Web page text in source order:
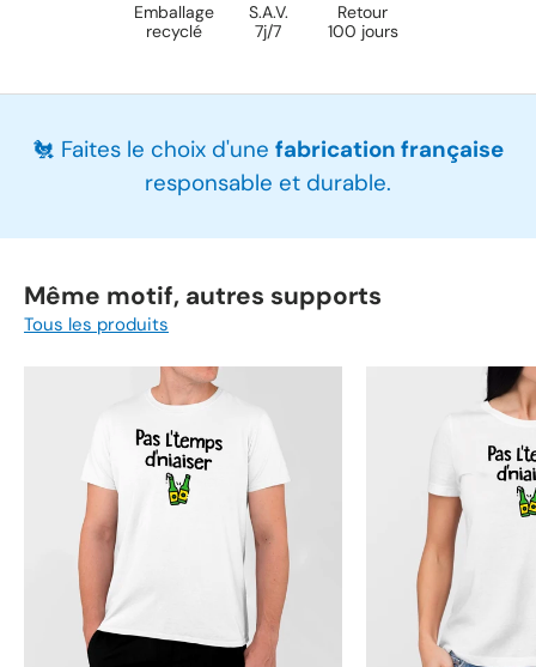
Emballage
recyclé
S.A.V.
7j/7
Retour
100 jours
🐔 Faites le choix d'une fabrication française
responsable et durable.
Même motif, autres supports
Tous les produits